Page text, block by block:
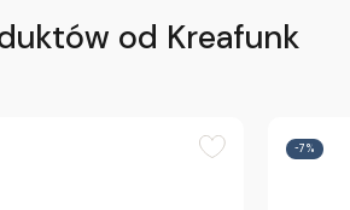
od Kreafunk
-7%